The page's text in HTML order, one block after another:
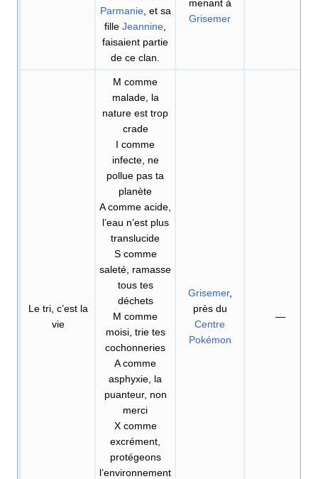
Parmanie, et sa
fille Jeannine
faisaient partie
de ce clan.
menant à
Grisemer
Le tri, c’est la
vie
M comme
malade, la
nature est trop
crade
I comme
infecte, ne
pollue pas ta
planète
A comme acide,
l’eau n’est plus
translucide
S comme
saleté, ramasse
tous tes
déchets
M comme
moisi, trie tes
cochonneries
A comme
asphyxie, la
puanteur, non
merci
X comme
excrément,
protégeons
l’environnement
Grisemer,
près du
Centre
Pokémon
—